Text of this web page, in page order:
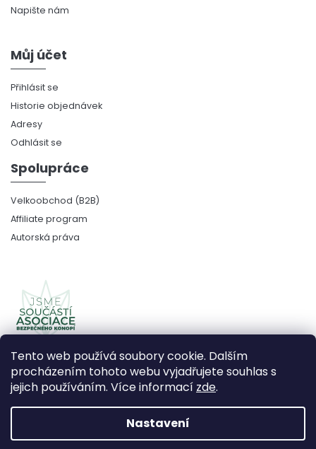
Tento web používá soubory cookie. Dalším
procházením tohoto webu vyjadřujete souhlas s
jejich používáním. Více informací zde.
Nastavení
Napište nám
Můj účet
Přihlásit se
Historie objednávek
Adresy
Odhlásit se
Spolupráce
Velkoobchod (B2B)
Affiliate program
Autorská práva
Vytvořil Shoptet Premium